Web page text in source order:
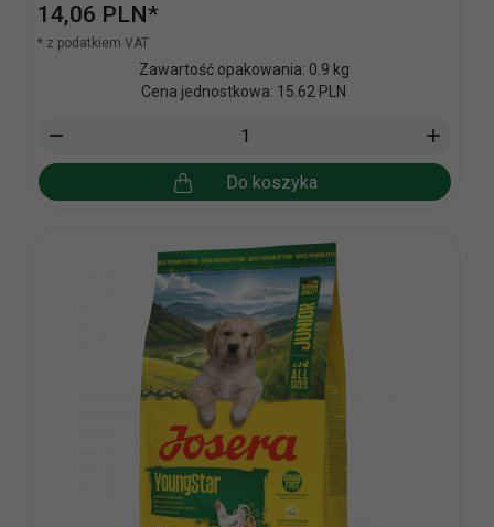
14,06 PLN*
* z podatkiem VAT
Zawartość opakowania: 0.9 kg
Cena jednostkowa: 15.62 PLN
Do koszyka